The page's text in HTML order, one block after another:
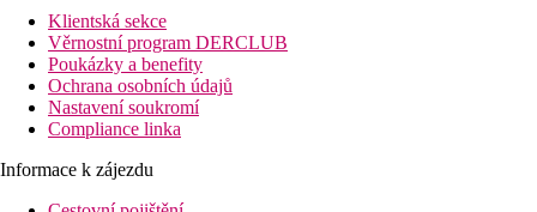
Klientská sekce
Věrnostní program DERCLUB
Poukázky a benefity
Ochrana osobních údajů
Nastavení soukromí
Compliance linka
Informace k zájezdu